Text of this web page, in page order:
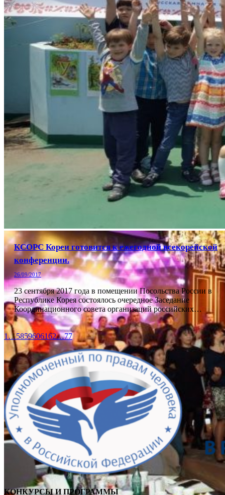
КСОРС Кореи готовится к ежегодной всекорейской
конференции.
26/09/2017
23 сентября 2017 года в помещении Посольства России в
Республике Корея состоялось очередное Заседание
Координационного совета организаций российских…
1…5859606162…77
КОНКУРСЫ И ПРОГРАММЫ